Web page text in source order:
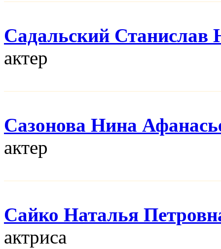
Садальский
актер
Сазонова Нина
актер
Сайко Наталья
актриса